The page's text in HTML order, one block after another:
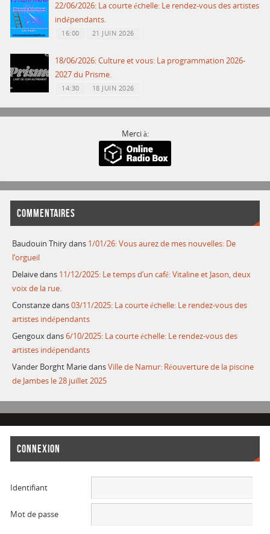
22/06/2026: La courte échelle: Le rendez-vous des artistes
indépendants.
16:00 21 JUIN 2026
18/06/2026: Culture et vous: La programmation 2026-
2027 du Prisme.
14:30 18 JUIN 2026
Merci à:
COMMENTAIRES
Baudouin Thirydans 1/01/26: Vous aurez de mes nouvelles: De
l’orgueil
Delaivedans 11/12/2025: Le temps d’un café: Vitaline et Jason, deux
voix de la rue.
Constanzedans03/11/2025: La courte échelle: Le rendez-vous des
artistes indépendants
Gengouxdans6/10/2025: La courte échelle: Le rendez-vous des
artistes indépendants
Vander Borght MariedansVille de Namur: Réouverture de la piscine
de Jambes le 28 juillet 2025
CONNEXION
Identifiant
Mot de passe